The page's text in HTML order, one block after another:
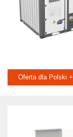
Oferta dla Polski +